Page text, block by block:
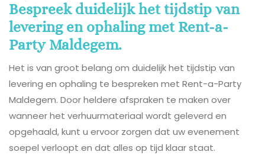
Bespreek duidelijk het tijdstip van
levering en ophaling met Rent-a-
Party Maldegem.
Het is van groot belang om duidelijk het tijdstip van
levering en ophaling te bespreken met Rent-a-Party
Maldegem. Door heldere afspraken te maken over
wanneer het verhuurmateriaal wordt geleverd en
opgehaald, kunt u ervoor zorgen dat uw evenement
soepel verloopt en dat alles op tijd klaar staat.